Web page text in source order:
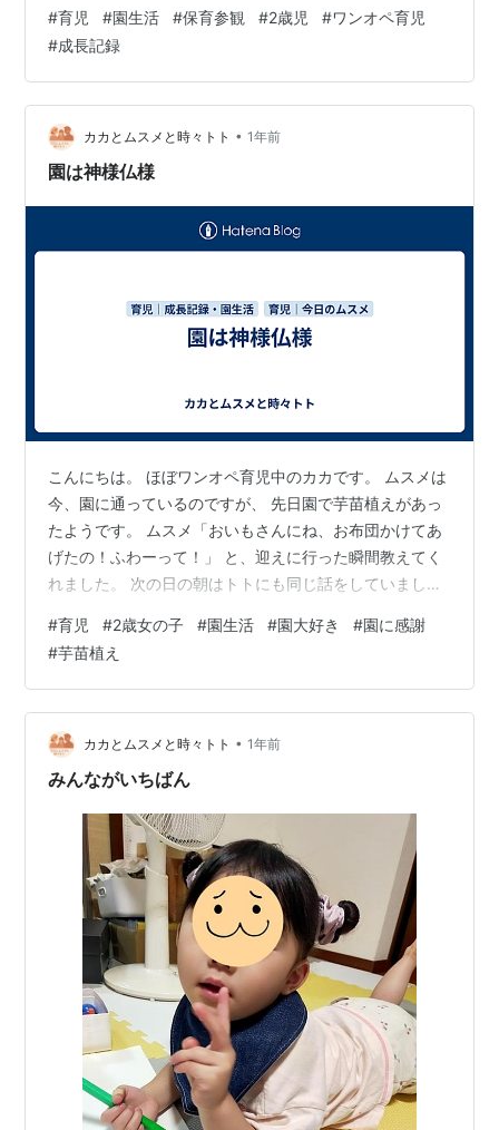
kakatomusumetotokidokitoto.hateblo.jp ドキドキしな
がら迎えた保育参観。ムスメの成長した姿を見ることが
出来ました。 事前準備と持ち物 1．服装 2．持ち物 ①貴
重品（財布･携帯･家の鍵） ②上履き ③筆記用具＆メモ
帳 ④駐車券 登園前のムスメの様子 タイムスケジュー
ル・園での様子 0…
#育児 #園生活 #保育参観 #2歳児 #ワンオペ育児
#成長記録
カカとムスメと時々トト • 1年前
園は神様仏様
こんにちは。 ほぼワンオペ育児中のカカです。 ムスメは
今、園に通っているのですが、 先日園で芋苗植えがあっ
たようです。 ムスメ「おいもさんにね、お布団かけてあ
げたの！ふわーって！」 と、迎えに行った瞬間教えてく
れました。 次の日の朝はトトにも同じ話をしていまし
いても何度も教えてくれました。 ムスメは今通っている
園が大好きで、クラスのお友だちと先生の名前は全部覚
えています。 土曜保育も利用しているため、違う学年の
お友だちや先生の名前もよく知っています。 毎朝「今日
幼稚園いける？」と聞いてくるほど。 実は第1希望の園に
は入れず、第2希望だった今…
#育児 #2歳女の子 #園生活 #園大好き #園に感謝
#芋苗植え
カカとムスメと時々トト • 1年前
みんながいちばん